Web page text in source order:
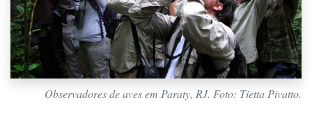
Observadores de aves em Paraty, RJ. Foto: Tietta Pivatto.